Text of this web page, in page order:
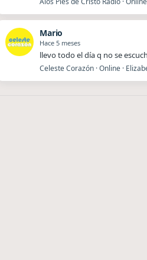
Mario
Hace 5 meses
llevo todo el día q no se
Celeste Corazón · Online ·